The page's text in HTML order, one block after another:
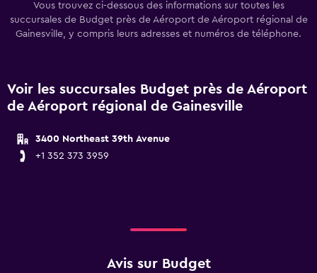
Vous trouvez ci-dessous des informations sur toutes les
succursales de Budget près de Aéroport de Aéroport régional de
Gainesville, y compris leurs adresses et numéros de téléphone.
Voir les succursales Budget près de Aéroport
de Aéroport régional de Gainesville
3400 Northeast 39th Avenue
+1 352 373 3959
Avis sur Budget